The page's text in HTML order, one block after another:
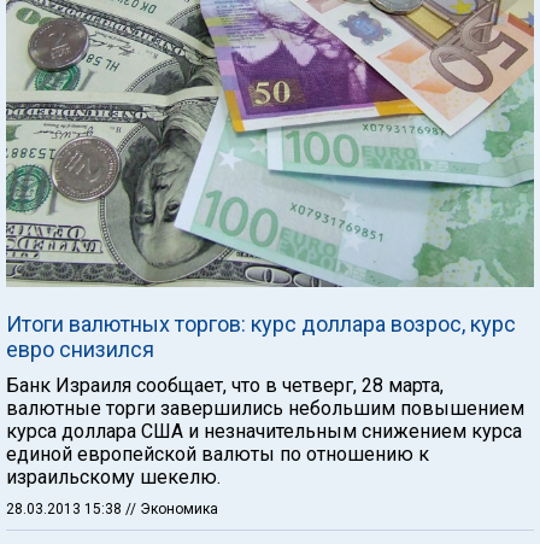
Итоги валютных торгов: курс доллара возрос, курс
евро снизился
Банк Израиля сообщает, что в четверг, 28 марта,
валютные торги завершились небольшим повышением
курса доллара США и незначительным снижением курса
единой европейской валюты по отношению к
израильскому шекелю.
28.03.2013 15:38 // Экономика